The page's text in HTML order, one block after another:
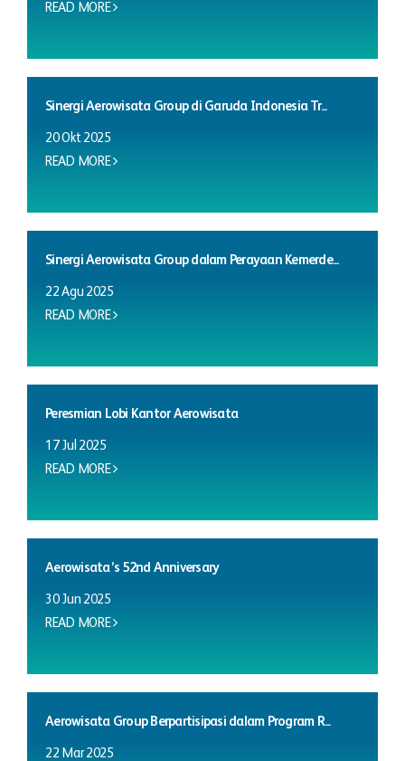
READ MORE
Sinergi Aerowisata Group di Garuda Indonesia Tr...
20 Okt 2025
READ MORE
Sinergi Aerowisata Group dalam Perayaan Kemerde...
22 Agu 2025
READ MORE
Peresmian Lobi Kantor Aerowisata
17 Jul 2025
READ MORE
Aerowisata’s 52nd Anniversary
30 Jun 2025
READ MORE
Aerowisata Group Berpartisipasi dalam Program R...
22 Mar 2025